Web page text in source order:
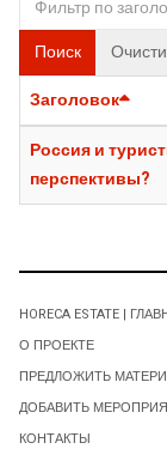
Поиск
Заголовок
Россия и
перспективы?
HORECA ESTATE |
О ПРОЕКТЕ
ПРЕДЛОЖИТЬ
ДОБАВИТЬ
КОНТАКТЫ